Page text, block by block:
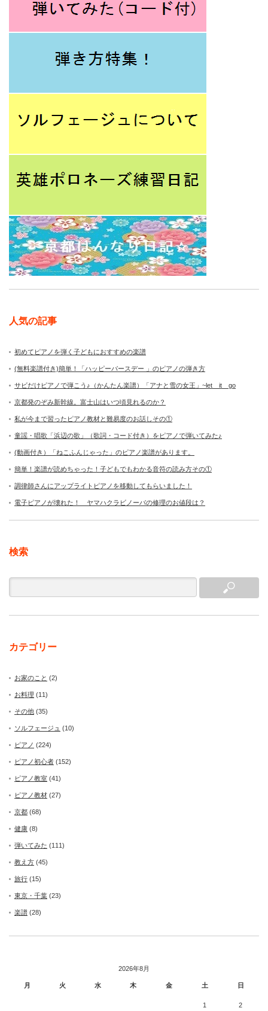
人気の記事
初めてピアノを弾く子どもにおすすめの楽譜
(無料楽譜付き)簡単！「ハッピーバースデー 」のピアノの弾き方
サビだけピアノで弾こう♪（かんたん楽譜）「アナと雪の女王」~let it go
京都発のぞみ新幹線。富士山はいつ頃見れるのか？
私が今まで習ったピアノ教材と難易度のお話しその①
童謡・唱歌「浜辺の歌」（歌詞・コード付き）をピアノで弾いてみた♪
(動画付き）「ねこふんじゃった」のピアノ楽譜があります。
簡単！楽譜が読めちゃった！子どもでもわかる音符の読み方その①
調律師さんにアップライトピアノを移動してもらいました！
電子ピアノが壊れた！ ヤマハクラビノーバの修理のお値段は？
検索
カテゴリー
お家のこと (2)
お料理 (11)
その他 (35)
ソルフェージュ (10)
ピアノ (224)
ピアノ初心者 (152)
ピアノ教室 (41)
ピアノ教材 (27)
京都 (68)
健康 (8)
弾いてみた (111)
教え方 (45)
旅行 (15)
東京・千葉 (23)
楽譜 (28)
2026年8月
月 火 水 木 金 土 日
1 2